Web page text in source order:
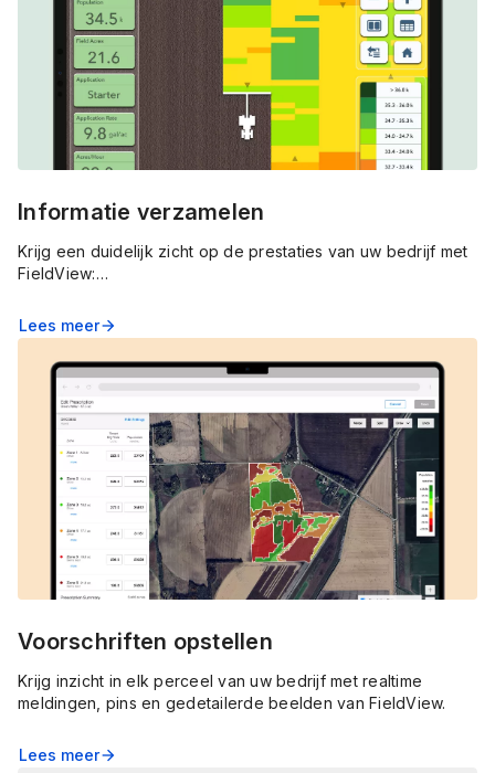
Informatie verzamelen
Krijg een duidelijk zicht op de prestaties van uw bedrijf met
FieldView:
met uw agronoom om uw bedrijfsvoering te optimaliseren.
Lees meerarrow_forward
Voorschriften opstellen
Krijg inzicht in elk perceel van uw bedrijf met realtime
meldingen, pins en gedetailerde beelden van FieldView.
Lees meerarrow_forward